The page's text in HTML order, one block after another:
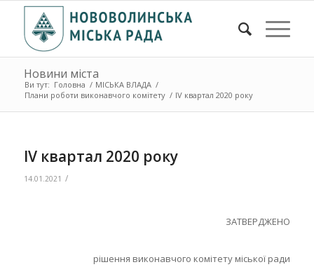
Новини міста
Ви тут: Головна / МІСЬКА ВЛАДА /
Плани роботи виконавчого комітету / ІV квартал 2020 року
ІV квартал 2020 року
14.01.2021 /
ЗАТВЕРДЖЕНО
рішення виконавчого комітету міської ради